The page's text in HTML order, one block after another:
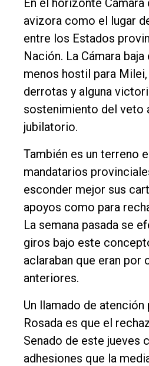
avizora como el lugar
entre los Estados
Nación. La Cámara
menos hostil para
derrotas y alguna
sostenimiento del veto
jubilatorio.
También es un terreno
mandatarios
esconder mejor sus
apoyos como para
La semana pasada se
giros bajo este
aclaraban que eran por
anteriores.
Un llamado de atención
Rosada es que el
Senado de este jueves
adhesiones que la